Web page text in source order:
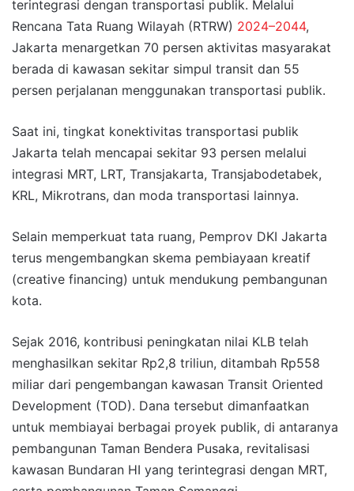
terintegrasi dengan transportasi publik. Melalui
Rencana Tata Ruang Wilayah (RTRW) 2024–2044,
Jakarta menargetkan 70 persen aktivitas masyarakat
berada di kawasan sekitar simpul transit dan 55
persen perjalanan menggunakan transportasi publik.
Saat ini, tingkat konektivitas transportasi publik
Jakarta telah mencapai sekitar 93 persen melalui
integrasi MRT, LRT, Transjakarta, Transjabodetabek,
KRL, Mikrotrans, dan moda transportasi lainnya.
Selain memperkuat tata ruang, Pemprov DKI Jakarta
terus mengembangkan skema pembiayaan kreatif
(creative financing) untuk mendukung pembangunan
kota.
Sejak 2016, kontribusi peningkatan nilai KLB telah
menghasilkan sekitar Rp2,8 triliun, ditambah Rp558
miliar dari pengembangan kawasan Transit Oriented
Development (TOD). Dana tersebut dimanfaatkan
untuk membiayai berbagai proyek publik, di antaranya
pembangunan Taman Bendera Pusaka, revitalisasi
kawasan Bundaran HI yang terintegrasi dengan MRT,